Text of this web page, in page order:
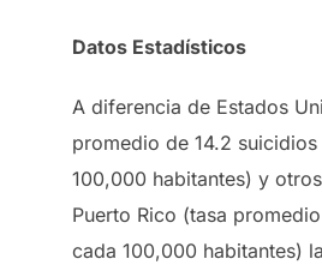
Datos Estadísticos
A diferencia de Estados
promedio de 14.2
100,000 habitantes) y
Puerto Rico (tasa
cada 100,000 habitantes)